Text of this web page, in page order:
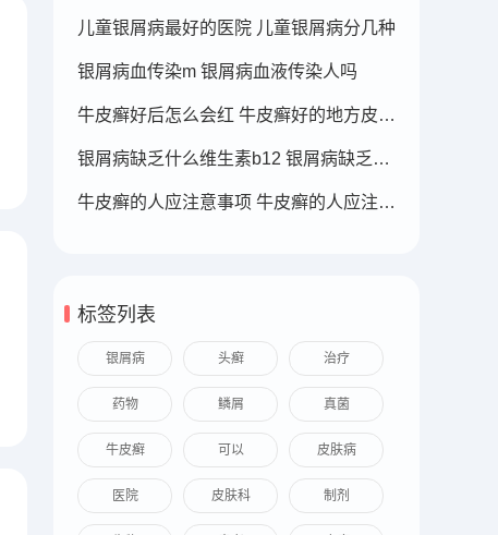
儿童银屑病最好的医院 儿童银屑病分几种
银屑病血传染m 银屑病血液传染人吗
牛皮癣好后怎么会红 牛皮癣好的地方皮肤变红
银屑病缺乏什么维生素b12 银屑病缺乏什么维生素b12可以补充
牛皮癣的人应注意事项 牛皮癣的人应注意事项
标签列表
银屑病 头癣 治疗
药物 鳞屑 真菌
牛皮癣 可以 皮肤病
医院 皮肤科 制剂